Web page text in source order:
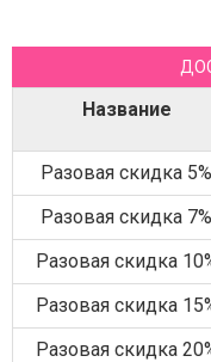
Название
Разовая скидка 5%
Разовая скидка 7%
Разовая скидка
Разовая скидка
Разовая скидка